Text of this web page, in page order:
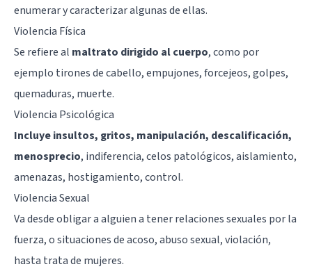
enumerar y caracterizar algunas de ellas.
Violencia Física
Se refiere al maltrato dirigido al cuerpo, como por
ejemplo tirones de cabello, empujones, forcejeos, golpes,
quemaduras, muerte.
Violencia Psicológica
Incluye insultos, gritos, manipulación, descalificación,
menosprecio, indiferencia,celos patológicos, aislamiento,
amenazas, hostigamiento, control.
Violencia Sexual
Va desde obligar a alguien a tener relaciones sexuales por la
fuerza, o situaciones de acoso,abuso sexual, violación,
hasta trata de mujeres.